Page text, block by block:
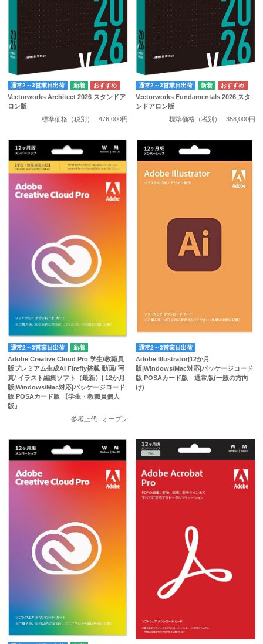
通常2～3営業日出荷
Vectorworks Architect 2026 スタンドア
ロン版
標準価格（税別）
476,000円
通常2～3営業日出荷
Vectorworks Fundamentals 2026 スタ
ンドアロン版
標準価格（税別）
358,000円
通常2～3営業日出荷
Adobe Creative Cloud Pro 学生/教職員
版プレミアム生成AI Firefly搭載 動画/ 写
真/ イラスト編集ソフト（最新）| 12か月
版|Windows/Mac対応|パッケージコード
版 POSAカード版 【学生・教職員個人
版」
参考上代
オープン
通常2～3営業日出荷
Adobe Illustrator|12か月
版|Windows/Mac対応|パッケージコード
版 POSAカード版 通常版(一般の方向
け)